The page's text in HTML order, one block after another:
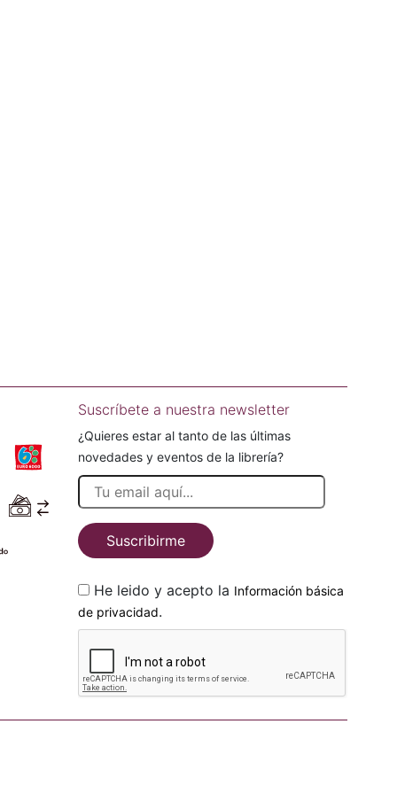
Suscríbete a nuestra newsletter
¿Quieres estar al tanto de las últimas
novedades y eventos de la librería?
Suscribirme
He leido y acepto la Información básica
de privacidad.